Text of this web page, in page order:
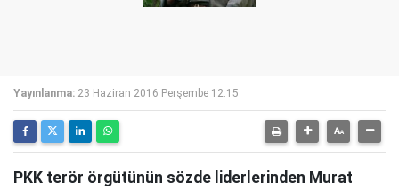
Yayınlanma: 23 Haziran 2016 Perşembe 12:15
PKK terör örgütünün sözde liderlerinden Murat